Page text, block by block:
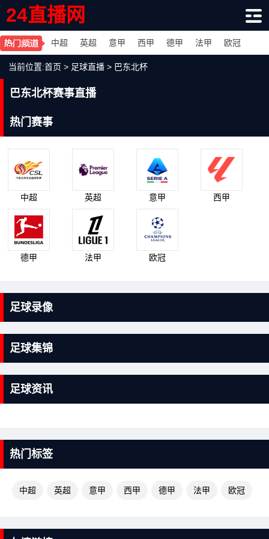
24直播网
中超 英超 意甲 西甲 德甲 法甲 欧冠
当前位置:首页 > 足球直播 > 巴东北杯
巴东北杯赛事直播
热门赛事
中超 英超 意甲 西甲
德甲 法甲 欧冠
足球录像
足球集锦
足球资讯
热门标签
中超 英超 意甲 西甲 德甲 法甲 欧冠